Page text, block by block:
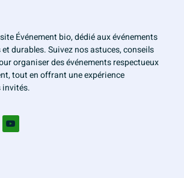
Événement bio, dédié aux événements
durables. Suivez nos astuces, conseils
organiser des événements respectueux
tout en offrant une expérience
invités.